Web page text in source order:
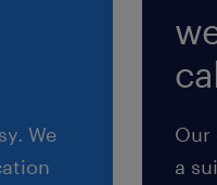
ます！
です。しっかり稼
We
Our
a